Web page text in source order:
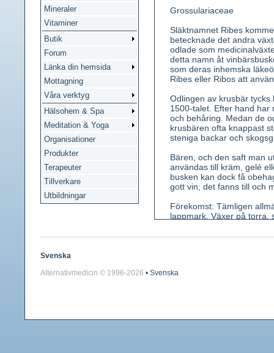
Mineraler
Vitaminer
Butik
Forum
Länka din hemsida
Mottagning
Våra verktyg
Hälsohem & Spa
Meditation & Yoga
Organisationer
Produkter
Terapeuter
Tillverkare
Utbildningar
Grossulariaceae
Släktnamnet Ribes
betecknade det andra
odlade som
detta namn åt
som deras inhemska
Ribes eller Ribos att
Odlingen av krusbär
1500-talet. Efter hand har
och behåring. Medan de
krusbären ofta knappast
steniga backar och
Bären, och den saft man
användas till kräm, gelé
busken kan dock få
gott vin; det fanns till och
Förekomst: Tämligen
lappmark. Växer på torra,
Kännetecken: En 60-150
söt.
Svenska
Alternativmedicin © 1996-2026 • Svenska